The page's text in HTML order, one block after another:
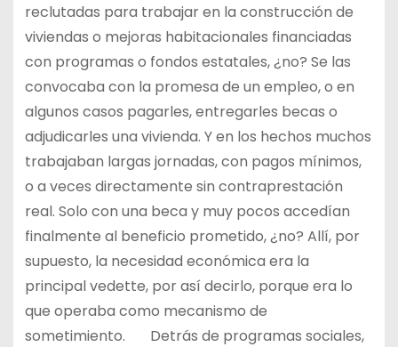
reclutadas para trabajar en la construcción de
viviendas o mejoras habitacionales financiadas
con programas o fondos estatales, ¿no? Se las
convocaba con la promesa de un empleo, o en
algunos casos pagarles, entregarles becas o
adjudicarles una vivienda. Y en los hechos muchos
trabajaban largas jornadas, con pagos mínimos,
o a veces directamente sin contraprestación
real. Solo con una beca y muy pocos accedían
finalmente al beneficio prometido, ¿no? Allí, por
supuesto, la necesidad económica era la
principal vedette, por así decirlo, porque era lo
que operaba como mecanismo de
sometimiento. Detrás de programas sociales,